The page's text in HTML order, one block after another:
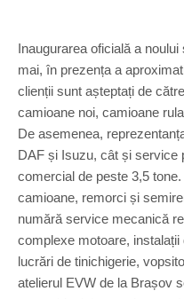
Inaugurarea oficială a
mai, în prezența a
clienții sunt așteptați de
camioane noi, camioane
De asemenea,
DAF și Isuzu, cât și service
comercial de peste 3,5
camioane, remorci și
numără service mecanică
complexe motoare,
lucrări de tinichigerie,
atelierul EVW de la Brașov